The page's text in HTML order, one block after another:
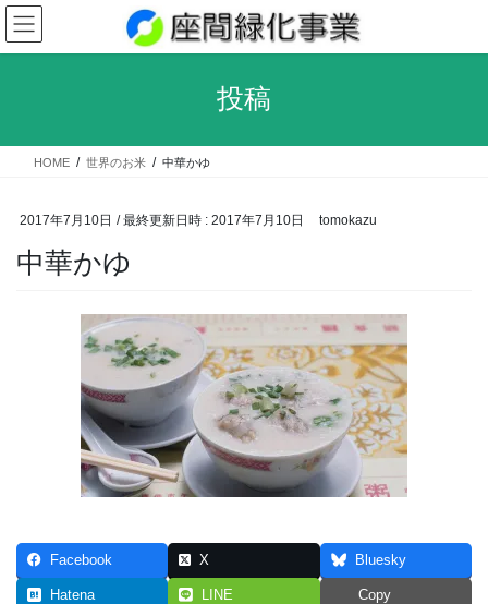
コ
ン
テ
ス
ナ
ビ
ゲ
ン
投稿
HOME 世界のお米 中華かゆ
2017年7月10日 / 最終更新日時 : 2017年7月10日 tomokazu
中華かゆ
Facebook X Bluesky
Hatena LINE Copy